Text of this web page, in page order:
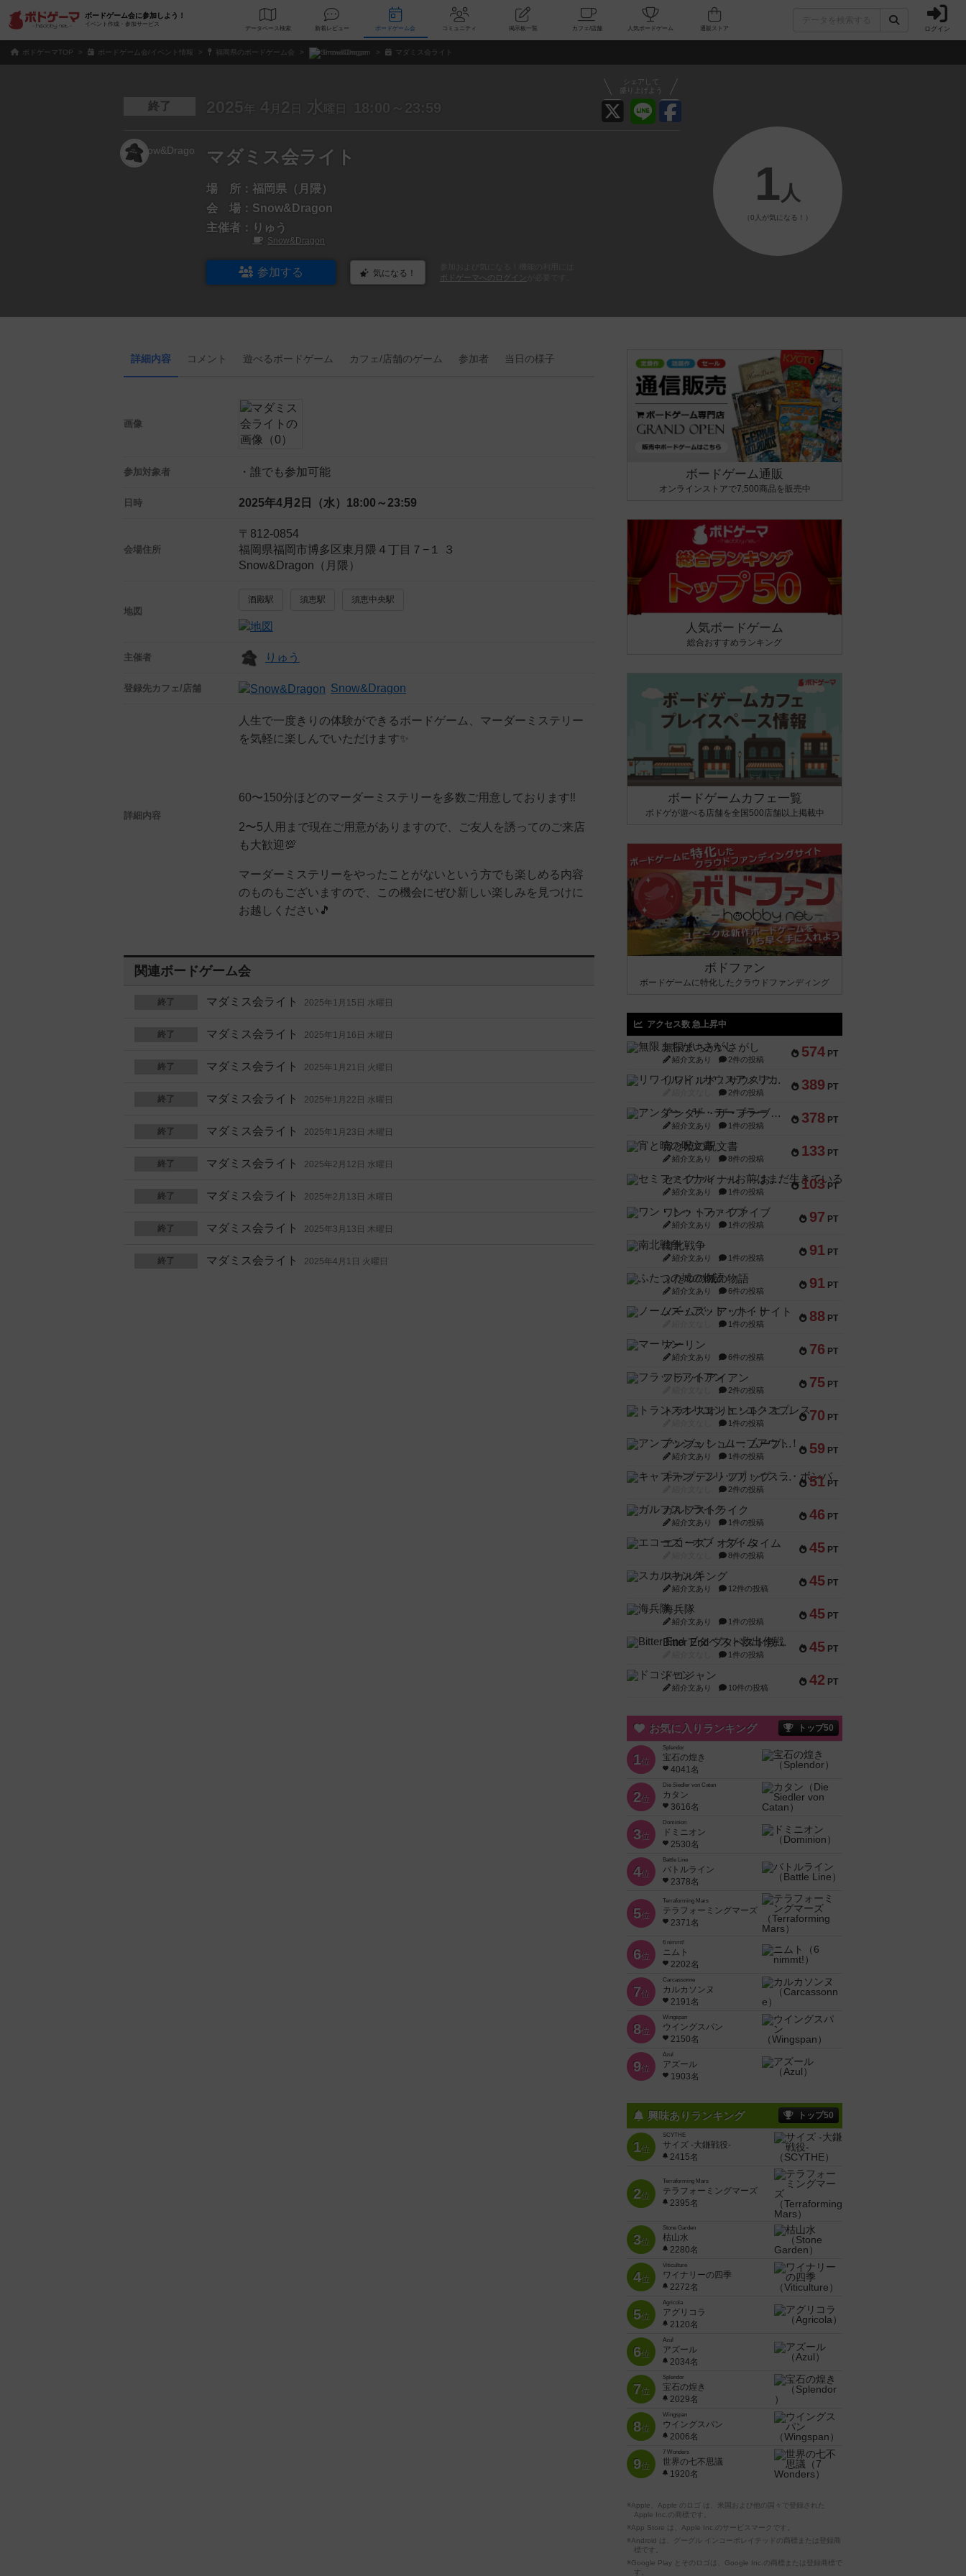
ボードゲーム会に参加しよう！
イベント作成・参加サービス
データベース 検索 新着レビュー ボードゲーム会 コミュニティ 掲示板一覧 カフェ/店舗 人気ボードゲーム ログイン
ボドゲーマTOP ボードゲーム会/イベント情報 福岡県のボードゲーム会 Snow&Dragon マダミス会ライト
シェアして
盛り上げよう
終了 2025 年 4 月 2 日 水 曜日 18:00～23:59
マダミス会ライト
場 所： 福岡県（月隈）
会 場： Snow&Dragon
主催者：
りゅう
Snow&Dragon
参加する 気になる！
ボドゲーマへのログイン
1 人
（0人が気になる！）
詳細内容 コメント 遊べるボードゲーム カフェ/店舗のゲーム 参加者 当日の様子
画像
参加対象者 ・誰でも参加可能
日時 2025年4月2日（水） 18:00～23:59
会場住所
〒812-0854
福岡県福岡市博多区東月隈４丁目７−１ ３
Snow&Dragon（月隈）
地図
酒殿駅 須恵駅 須恵中央駅
主催者 りゅう
登録先カフェ/店舗 Snow&Dragon
詳細内容
人生で一度きりの体験ができるボードゲーム、マーダーミステリー
を気軽に楽しんでいただけます✨
60〜150分ほどのマーダーミステリーを多数ご用意しております‼️
2〜5人用まで現在ご用意がありますので、ご友人を誘ってのご来店
も大歓迎💯
マーダーミステリーをやったことがないという方でも楽しめる内容
のものもございますので、この機会にぜひ新しい楽しみを見つけに
お越しください🎵
関連ボードゲーム会
終了 マダミス会ライト 2025年1月15日 水曜日
終了 マダミス会ライト 2025年1月16日 木曜日
終了 マダミス会ライト 2025年1月21日 火曜日
終了 マダミス会ライト 2025年1月22日 水曜日
終了 マダミス会ライト 2025年1月23日 木曜日
終了 マダミス会ライト 2025年2月12日 水曜日
終了 マダミス会ライト 2025年2月13日 木曜日
終了 マダミス会ライト 2025年3月13日 木曜日
終了 マダミス会ライト 2025年4月1日 火曜日
ボードゲーム通販
オンラインストアで7,500商品を販売中
人気ボードゲーム
総合おすすめランキング
ボードゲームカフェ一覧
ボドゲが遊べる店舗を全国500店舗以上掲載中
ボドファン
ボードゲームに特化したクラウドファンディング
アクセス数 急上昇中
574 PT
無限まちがいさがし
紹介文あり 2件の投稿
389 PT
リワイルド：サウスアメリカ
2件の投稿
378 PT
アンダー・ザ・テーブラー
紹介文あり 1件の投稿
133 PT
宵と暁の呪文書
紹介文あり 8件の投稿
103 PT
セミファイナル ～お前はまだ生きている～
紹介文あり 1件の投稿
97 PT
ワン・トゥ・ファイブ
紹介文あり 1件の投稿
91 PT
南北戦争
紹介文あり 1件の投稿
91 PT
ふたつの城の物語
紹介文あり 6件の投稿
88 PT
ノームズ・アット・ナイト
1件の投稿
76 PT
マーリン
紹介文あり 6件の投稿
75 PT
フラットアイアン
2件の投稿
70 PT
トランスオリエント・エクスプレス
1件の投稿
59 PT
アンブッシュ！：ムーブアウト！
紹介文あり 1件の投稿
51 PT
キャプテン・フリップ：イスラ・ボンバ
2件の投稿
46 PT
ガルフストライク
紹介文あり 1件の投稿
45 PT
エコーズ・オブ・タイム
8件の投稿
45 PT
スカルキング
紹介文あり 12件の投稿
45 PT
海兵隊
紹介文あり 1件の投稿
45 PT
Bitter End ブタペスト救出作戦
1件の投稿
42 PT
ドコジャン
紹介文あり 10件の投稿
お気に入りランキング トップ50
1位
Splendor
宝石の煌き
4041名
2位
Die Siedler von Catan
カタン
3616名
3位
Dominion
ドミニオン
2530名
4位
Battle Line
バトルライン
2378名
5位
Terraforming Mars
テラフォーミングマーズ
2371名
6位
6 nimmt!
ニムト
2202名
7位
Carcassonne
カルカソンヌ
2191名
8位
Wingspan
ウイングスパン
2150名
9位
Azul
アズール
1903名
興味ありランキング トップ50
1位
SCYTHE
サイズ -大鎌戦役-
2415名
2位
Terraforming Mars
テラフォーミングマーズ
2395名
3位
Stone Garden
枯山水
2280名
4位
Viticulture
ワイナリーの四季
2272名
5位
Agricola
アグリコラ
2120名
6位
Azul
アズール
2034名
7位
Splendor
宝石の煌き
2029名
8位
Wingspan
ウイングスパン
2006名
9位
7 Wonders
世界の七不思議
1920名
※Apple、Apple のロゴ は、米国および他の国々で登録された
Apple Inc.の商標です。
※App Store は、Apple Inc.のサービスマークです。
※Android は、グーグル インコーポレイテッドの商標または登録商
標です。
※Google Play とそのロゴは、Google Inc.の商標または登録商標で
す。